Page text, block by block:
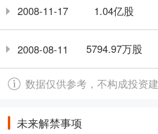
2008-11-17 1.04亿股
2008-08-11 5794.97万股
数据仅供参考，不构成投资
未来解禁事项